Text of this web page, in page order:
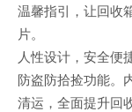
温馨指引，让回收
片。
人性设计，安全便
防盗防拾捡功能。
清运，全面提升回